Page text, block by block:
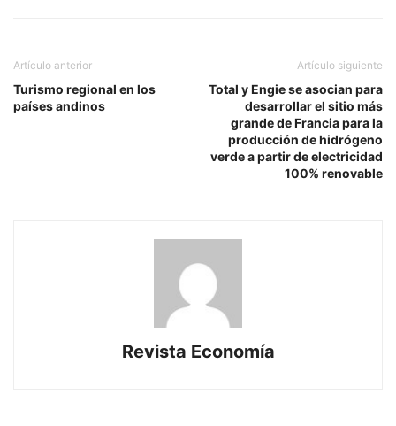
Artículo anterior
Turismo regional en los
países andinos
Artículo siguiente
Total y Engie se asocian para
desarrollar el sitio más
grande de Francia para la
producción de hidrógeno
verde a partir de electricidad
100% renovable
Revista Economía